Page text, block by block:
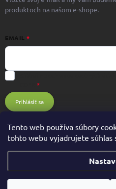
Tento web používa súbory
tohto webu vyjadrujete súhlas
produktoch na našom e-shope.
EMAIL
Prihlásiť sa